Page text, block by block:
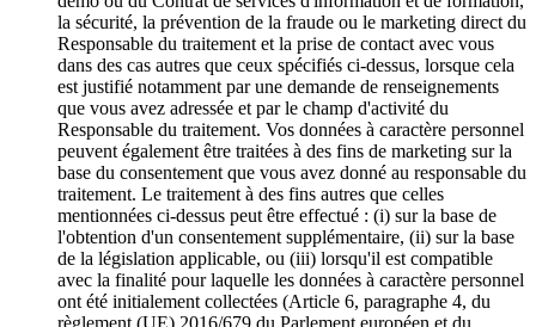
la sécurité, la prévention de la fraude ou le marketing direct du
Responsable du traitement et la prise de contact avec vous
dans des cas autres que ceux spécifiés ci-dessus, lorsque cela
est justifié notamment par une demande de renseignements
que vous avez adressée et par le champ d'activité du
Responsable du traitement. Vos données à caractère personnel
peuvent également être traitées à des fins de marketing sur la
base du consentement que vous avez donné au responsable du
traitement. Le traitement à des fins autres que celles
mentionnées ci-dessus peut être effectué : (i) sur la base de
l'obtention d'un consentement supplémentaire, (ii) sur la base
de la législation applicable, ou (iii) lorsqu'il est compatible
avec la finalité pour laquelle les données à caractère personnel
ont été initialement collectées (Article 6, paragraphe 4, du
règlement (UE) 2016/679 du Parlement européen et du